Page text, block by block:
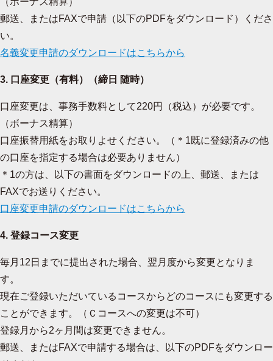
郵送、またはFAXで申請（以下のPDFをダウンロード）くださ
い。
名義変更申請のダウンロードはこちらから
3. 口座変更（有料）（締日 随時）
口座変更は、事務手数料として220円（税込）が必要です。
（ボーナス精算）
口座振替用紙をお取りよせください。（＊1既に登録済みの他
の口座を指定する場合は必要ありません）
＊1の方は、以下の書面をダウンロードの上、郵送、または
FAXでお送りください。
口座変更申請のダウンロードはこちらから
4. 登録コース変更
毎月12日までに提出された場合、翌月度から変更となりま
す。
現在ご登録いただいているコースからどのコースにも変更する
ことができます。（Ｃコースへの変更は不可）
登録月から2ヶ月間は変更できません。
郵送、またはFAXで申請する場合は、以下のPDFをダウンロー